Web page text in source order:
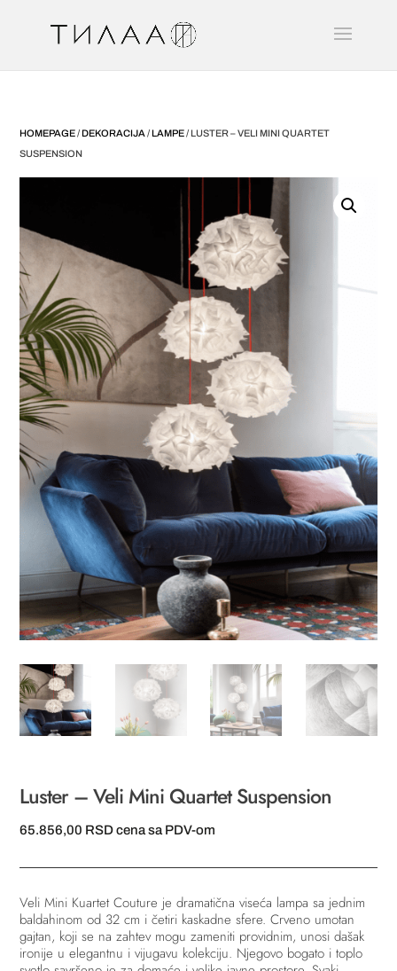
HOMEPAGE/DEKORACIJA /LAMPE/ LUSTER – VELI MINI QUARTET
SUSPENSION
Luster – Veli Mini Quartet Suspension
65.856,00 RSD cena sa PDV-om
Veli Mini Kuartet Couture je dramatična viseća lampa sa jednim
baldahinom od 32 cm i četiri kaskadne sfere. Crveno umotan
gajtan, koji se na zahtev mogu zameniti providnim, unosi dašak
ironije u elegantnu i vijugavu kolekciju. Njegovo bogato i toplo